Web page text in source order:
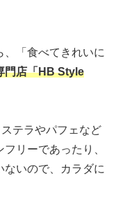
、「食べてきれいに
門店「HB Style
テラやパフェなど
リーであったり、
ないので、カラダに